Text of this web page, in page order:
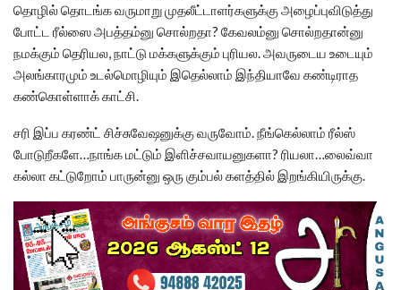
தொழில் தொடங்க வருமாறு முதலீட்டாளர்களுக்கு அழைப்புவிடுத்து
போட்ட ரீல்ஸை அபத்தம்னு சொல்றதா? கேவலம்னு சொல்றதான்னு
நமக்கும் தெரியல, நாட்டு மக்களுக்கும் புரியல. அவருடைய உடையும்
அலங்காரமும் உடல்மொழியும் இதெல்லாம் இந்தியாவே கண்டிராத
கண்கொள்ளாக் காட்சி.
சரி இப்ப கரண்ட் சிச்சுவேஷனுக்கு வருவோம். நீங்கெல்லாம் ரீல்ஸ்
போடுறீகளே…நாங்க மட்டும் இளிச்சவாயனுகளா? ரியலா…லைவ்வா
கல்லா கட்டுறோம் பாருன்னு ஒரு கும்பல் களத்தில் இறங்கியிருக்கு.